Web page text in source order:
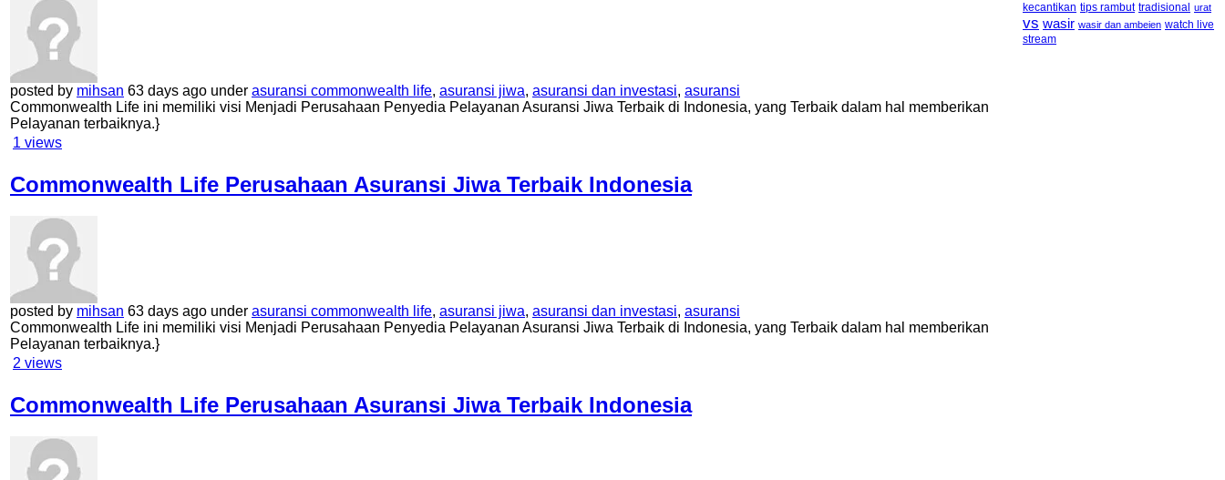
posted by mihsan 63 days ago under asuransi commonwealth life, asuransi jiwa, asuransi dan investasi, asuransi
Commonwealth Life ini memiliki visi Menjadi Perusahaan Penyedia Pelayanan Asuransi Jiwa Terbaik di Indonesia, yang Terbaik dalam hal memberikan
Pelayanan terbaiknya.}
1 views
Commonwealth Life Perusahaan Asuransi Jiwa Terbaik Indonesia
posted by mihsan 63 days ago under asuransi commonwealth life, asuransi jiwa, asuransi dan investasi, asuransi
Commonwealth Life ini memiliki visi Menjadi Perusahaan Penyedia Pelayanan Asuransi Jiwa Terbaik di Indonesia, yang Terbaik dalam hal memberikan
Pelayanan terbaiknya.}
2 views
Commonwealth Life Perusahaan Asuransi Jiwa Terbaik Indonesia
kecantikan tips rambut tradisional urat
vs wasir wasir dan ambeien watch live
stream